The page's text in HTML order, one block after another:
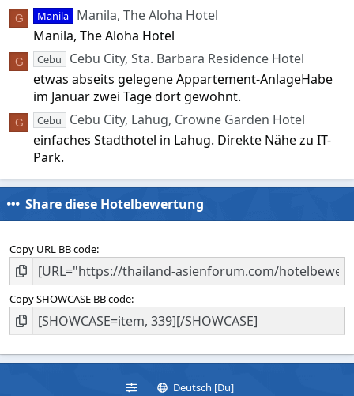
G Manila
Manila, The Aloha Hotel
Manila, The Aloha Hotel
G Cebu
Cebu City, Sta. Barbara Residence Hotel
etwas abseits gelegene Appartement-AnlageHabe
im Januar zwei Tage dort gewohnt.
G Cebu
Cebu City, Lahug, Crowne Garden Hotel
einfaches Stadthotel in Lahug. Direkte Nähe zu IT-
Park.
Share diese Hotelbewertung
Copy URL BB code
Copy SHOWCASE BB code
Deutsch [Du]